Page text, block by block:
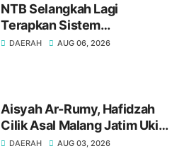
NTB Selangkah Lagi
Terapkan Sistem
Manajemen Talenta ASN
DAERAH AUG 06, 2026
Aisyah Ar-Rumy, Hafidzah
Cilik Asal Malang Jatim Ukir
Prestasi di Dubai
DAERAH AUG 03, 2026